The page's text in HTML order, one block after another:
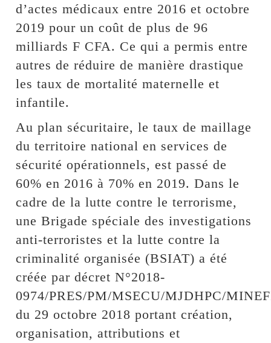
d’actes médicaux entre 2016 et octobre
2019 pour un coût de plus de 96
milliards F CFA. Ce qui a permis entre
autres de réduire de manière drastique
les taux de mortalité maternelle et
infantile.
Au plan sécuritaire, le taux de maillage
du territoire national en services de
sécurité opérationnels, est passé de
60% en 2016 à 70% en 2019. Dans le
cadre de la lutte contre le terrorisme,
une Brigade spéciale des investigations
anti-terroristes et la lutte contre la
criminalité organisée (BSIAT) a été
créée par décret N°2018-
0974/PRES/PM/MSECU/MJDHPC/
du 29 octobre 2018 portant création,
organisation, attributions et